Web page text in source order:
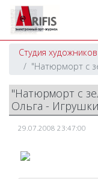
Студия художников
"Натюрморт с
"Натюрморт с
Ольга -
29.07.2008 23:47:00